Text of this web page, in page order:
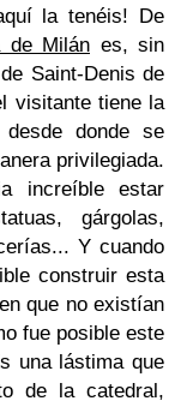
la tenéis! De
de Milán es, sin
Saint-Denis de
visitante tiene la
donde se
privilegiada.
increíble estar
gárgolas,
Y cuando
construir esta
que no existían
fue posible este
una lástima que
de la catedral,